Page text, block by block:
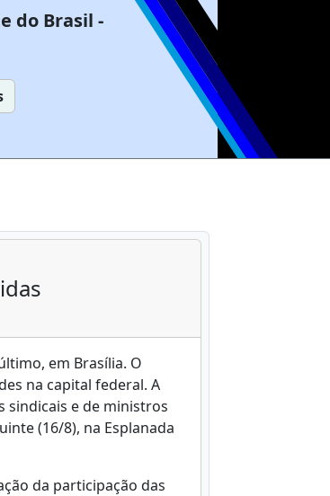
do Brasil -
em Brasília. O
na capital federal. A
sindicais e de ministros
(16/8), na Esplanada
da participação das